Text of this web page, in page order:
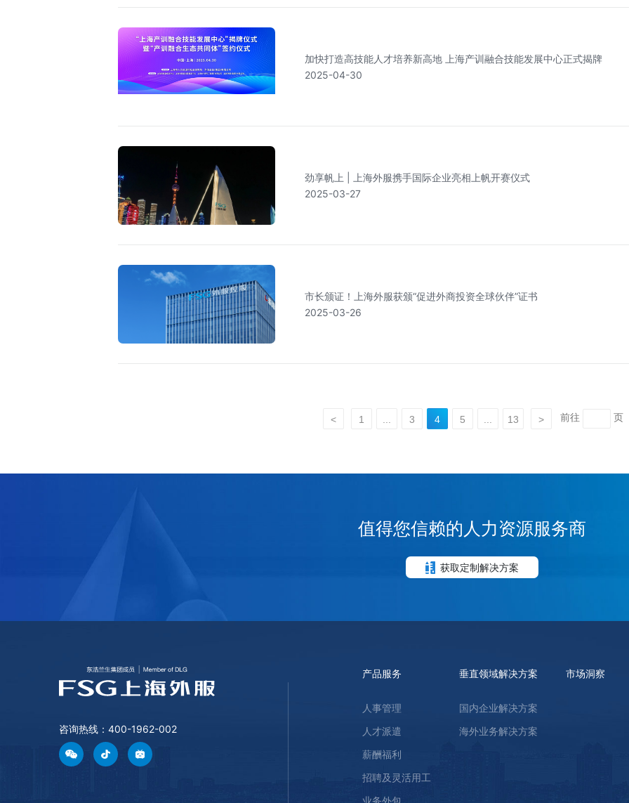
加快打造高技能人才培养新高地 上海产训融合技能发展中心正式揭牌
2025-04-30
劲享帆上 | 上海外服携手国际企业亮相上帆开赛仪式
2025-03-27
市长颁证！上海外服获颁“促进外商投资全球伙伴”证书
2025-03-26
< 1 3 4 5 13 > 前往 页
值得您信赖的人力资源服务商
获取定制解决方案
咨询热线：400-1962-002
产品服务
人事管理
人才派遣
薪酬福利
招聘及灵活用工
业务外包
垂直领域解决方案
国内企业解决方案
海外业务解决方案
市场洞察